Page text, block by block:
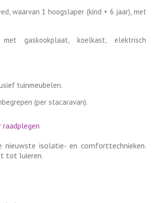
waarvan 1 hoogslaper (kind + 6 jaar), met
gaskookplaat, koelkast, elektrisch
tuinmeubelen.
(per stacaravan).
nieuwste isolatie- en comforttechnieken.
tot luieren.